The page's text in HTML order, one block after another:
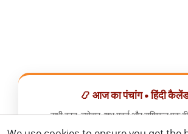
📿 आज का पंचांग • हिंदी
सभी व्रत, त्योहार, शुभ मुहूर्त और राशिफल एक